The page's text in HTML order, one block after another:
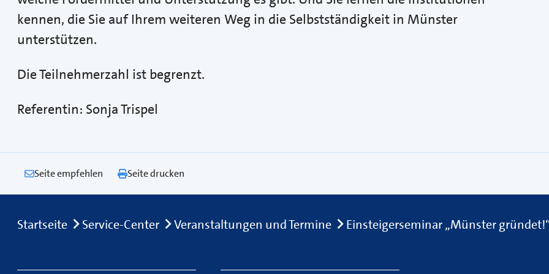
kennen, die Sie auf Ihrem weiteren Weg in die Selbstständigkeit in Münster
unterstützen.
Die Teilnehmerzahl ist begrenzt.
Referentin: Sonja Trispel
Seite empfehlen Seite drucken
Breadcrumb
Startseite Service-Center Veranstaltungen und Termine Einsteigerseminar „Münster